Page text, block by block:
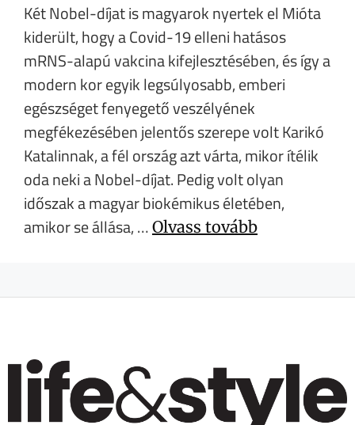
Két Nobel-díjat is magyarok nyertek el Mióta
kiderült, hogy a Covid-19 elleni hatásos
mRNS-alapú vakcina kifejlesztésében, és így a
modern kor egyik legsúlyosabb, emberi
egészséget fenyegető veszélyének
megfékezésében jelentős szerepe volt Karikó
Katalinnak, a fél ország azt várta, mikor ítélik
oda neki a Nobel-díjat. Pedig volt olyan
időszak a magyar biokémikus életében,
amikor se állása, … Olvass tovább